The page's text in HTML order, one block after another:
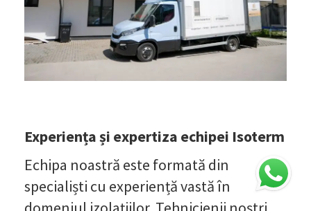
Experiența și expertiza echipei Isoterm
Echipa noastră este formată din
specialiști cu experiență vastă în